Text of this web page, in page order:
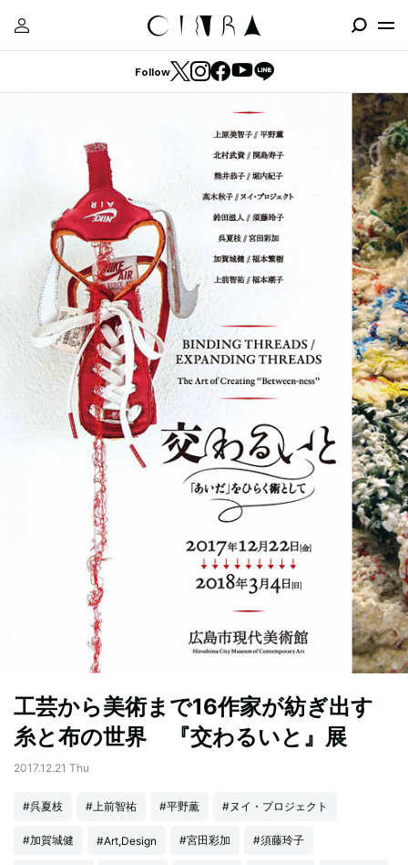
Follow
工芸から美術まで16作家が紡ぎ出す
糸と布の世界 『交わるいと』展
2017.12.21 Thu
#呉夏枝 #上前智祐 #平野薫 #ヌイ・プロジェクト
#加賀城健 #Art,Design #宮田彩加 #須藤玲子